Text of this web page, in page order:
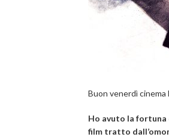
Buon venerdì cinema
Ho avuto la fortuna
film tratto